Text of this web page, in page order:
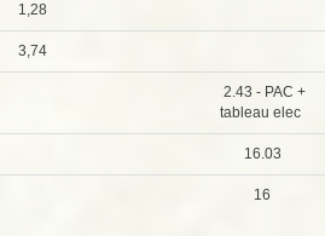
1,28
3,74
2.43 - PAC +
tableau elec
16.03
16